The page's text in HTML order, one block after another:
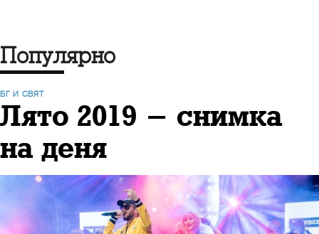
Популярно
БГ И СВЯТ
Лято 2019 - снимка
на деня